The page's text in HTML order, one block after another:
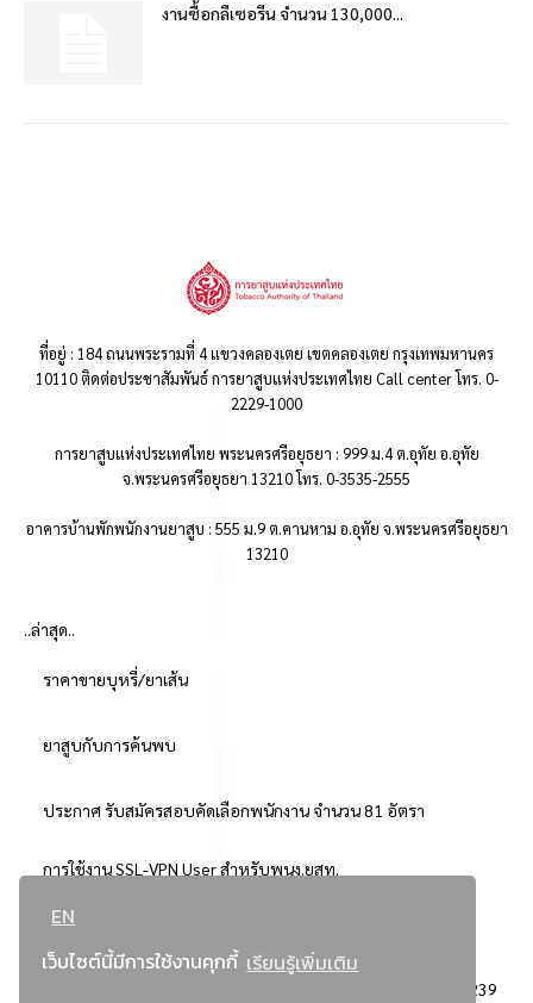
EN
เว็บไซต์นี้มีการใช้งานคุกกี้ เรียนรู้เพิ่มเติม
งานซื้อกลีเซอรีน จำนวน 130,000...
ที่อยู่ : 184 ถนนพระรามที่ 4 แขวงคลองเตย เขตคลองเตย กรุงเทพมหานคร
10110 ติดต่อประชาสัมพันธ์ การยาสูบแห่งประเทศไทย Call center โทร. 0-
2229-1000
การยาสูบแห่งประเทศไทย พระนครศรีอยุธยา : 999 ม.4 ต.อุทัย อ.อุทัย
จ.พระนครศรีอยุธยา 13210 โทร. 0-3535-2555
อาคารบ้านพักพนักงานยาสูบ : 555 ม.9 ต.คานหาม อ.อุทัย จ.พระนครศรีอยุธยา
13210
..ล่าสุด..
ราคาขายบุหรี่/ยาเส้น
ยาสูบกับการค้นพบ
ประกาศ รับสมัครสอบคัดเลือกพนักงาน จำนวน 81 อัตรา
การใช้งาน SSL-VPN User สำหรับพนง.ยสท.
..ยอดนิยม..
3239